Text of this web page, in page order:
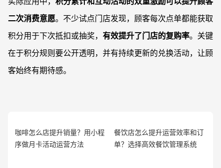
二次消费意愿。不少试点门店发现，顾客每次点单都能获取
积分用于下次抵扣或抽奖， 有效提升了门店的复购率。关键
在于积分规则要公开透明，并有持续更新的兑换活动，让顾
客始终有期待感。
咖啡怎么店提升销量？用小程
序做月卡活动运营方法
餐饮店怎么提升运营效率和订
单？选择高效餐饮管理系统